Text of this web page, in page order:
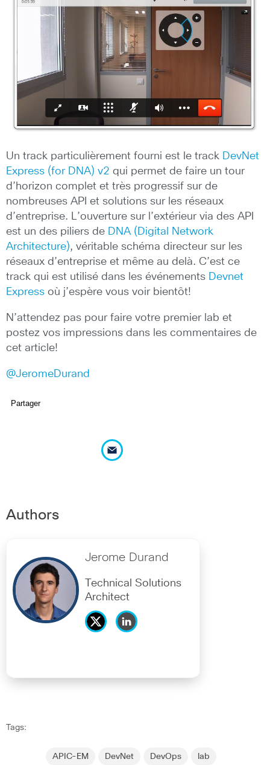
Un track particulièrement fourni est le track DevNet
Express (for DNA) v2 qui permet de faire un tour
d’horizon complet et très progressif sur de
nombreuses API et solutions sur les réseaux
d’entreprise. L’ouverture sur l’extérieur via des API
est un des piliers de DNA (Digital Network
Architecture), véritable schéma directeur sur les
réseaux d’entreprise et même au delà. C’est ce
track qui est utilisé dans les événements Devnet
Express où j’espère vous voir bientôt!
N’attendez pas pour faire votre premier lab et
postez vos impressions dans les commentaires de
cet article!
@JeromeDurand
Partager
Authors
Jerome Durand
Technical Solutions
Architect
Tags:
APIC-EM DevNet DevOps lab